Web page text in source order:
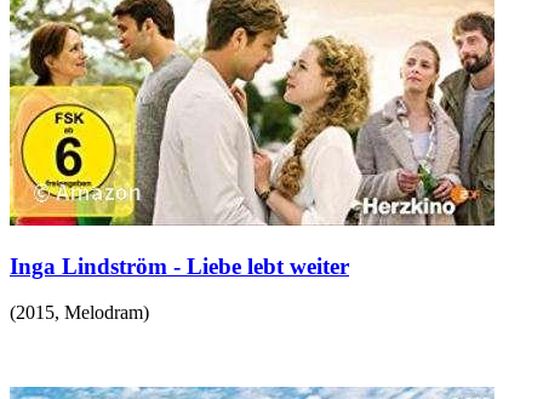
Inga Lindström - Liebe lebt weiter
(2015, Melodram)